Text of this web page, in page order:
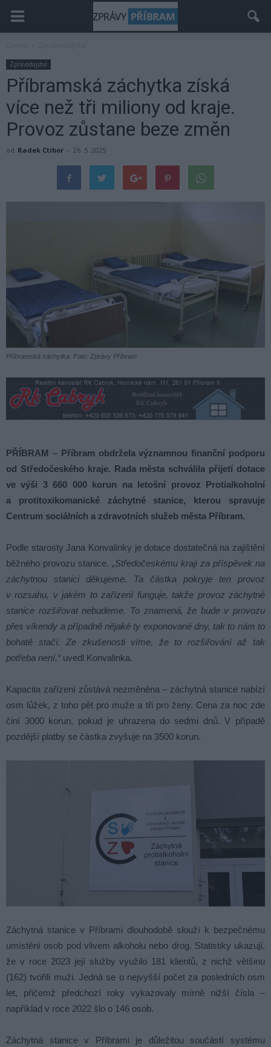
Zpravodajství
Příbramská záchytka získá
více než tři miliony od kraje.
Provoz zůstane beze změn
od Radek Ctibor - 26. 5. 2025
Příbramská záchytka. Foto: Zprávy Příbram
PŘÍBRAM – Příbram obdržela významnou finanční podporu
od Středočeského kraje. Rada města schválila přijetí dotace
ve výši 3 660 000 korun na letošní provoz Protialkoholní
a protitoxikomanické záchytné stanice, kterou spravuje
Centrum sociálních a zdravotních služeb města Příbram.
Podle starosty Jana Konvalinky je dotace dostatečná na zajištění
běžného provozu stanice. „Středočeskému kraji za příspěvek na
záchytnou stanici děkujeme. Ta částka pokryje ten provoz
v rozsahu, v jakém to zařízení funguje, takže provoz záchytné
stanice rozšiřovat nebudeme. To znamená, že bude v provozu
přes víkendy a případně nějaké ty exponované dny, tak to nám to
bohatě stačí. Ze zkušenosti víme, že to rozšiřování až tak
potřeba není,“ uvedl Konvalinka.
Kapacita zařízení zůstává nezměněna – záchytná stanice nabízí
osm lůžek, z toho pět pro muže a tři pro ženy. Cena za noc zde
činí 3000 korun, pokud je uhrazena do sedmi dnů. V případě
pozdější platby se částka zvyšuje na 3500 korun.
Záchytná stanice v Příbrami dlouhodobě slouží k bezpečnému
umístění osob pod vlivem alkoholu nebo drog. Statistiky ukazují,
že v roce 2023 její služby využilo 181 klientů, z nichž většinu
(162) tvořili muži. Jedná se o nejvyšší počet za posledních osm
let, přičemž předchozí roky vykazovaly mírně nižší čísla –
například v roce 2022 šlo o 146 osob.
Záchytná stanice v Příbrami je důležitou součástí systému